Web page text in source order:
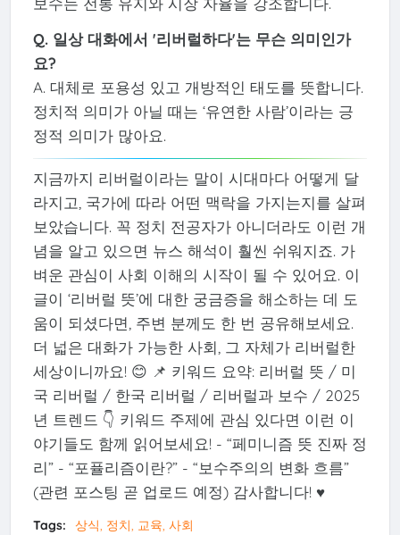
Q. 일상 대화에서 '리버럴하다'는 무슨 의미인가
요?
A. 대체로 포용성 있고 개방적인 태도를 뜻합니다.
정치적 의미가 아닐 때는 ‘유연한 사람’이라는 긍
정적 의미가 많아요.
지금까지 리버럴이라는 말이 시대마다 어떻게 달
라지고, 국가에 따라 어떤 맥락을 가지는지를 살펴
보았습니다. 꼭 정치 전공자가 아니더라도 이런 개
념을 알고 있으면 뉴스 해석이 훨씬 쉬워지죠. 가
벼운 관심이 사회 이해의 시작이 될 수 있어요. 이
글이 ‘리버럴 뜻’에 대한 궁금증을 해소하는 데 도
움이 되셨다면, 주변 분께도 한 번 공유해보세요.
더 넓은 대화가 가능한 사회, 그 자체가 리버럴한
세상이니까요! 😊 📌 키워드 요약: 리버럴 뜻 / 미
국 리버럴 / 한국 리버럴 / 리버럴과 보수 / 2025
년 트렌드 👇 키워드 주제에 관심 있다면 이런 이
야기들도 함께 읽어보세요! - “페미니즘 뜻 진짜 정
리” - “포퓰리즘이란?” - “보수주의의 변화 흐름”
(관련 포스팅 곧 업로드 예정) 감사합니다! ♥️
Tags: 상식, 정치, 교육, 사회